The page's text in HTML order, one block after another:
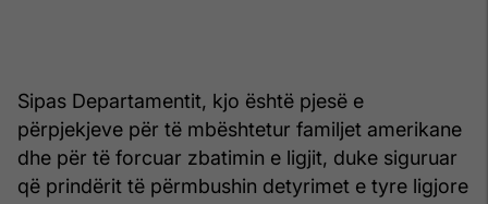
Sipas Departamentit, kjo është pjesë e
përpjekjeve për të mbështetur familjet amerikane
dhe për të forcuar zbatimin e ligjit, duke siguruar
që prindërit të përmbushin detyrimet e tyre ligjore